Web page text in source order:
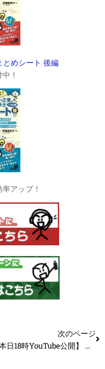
とめシート 後編
！
アップ！
次のページ
【本日18時YouTube公開】 【中小企業診断士】受験資格はあるの？科目免除についても解説！_第261回